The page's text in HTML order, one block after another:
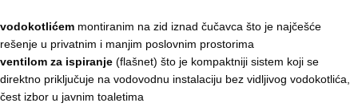
vodokotlićem montiranim na zid iznad čučavca što je najčešće
rešenje u privatnim i manjim poslovnim prostorima
ventilom za ispiranje (flašnet) što je kompaktniji sistem koji se
direktno priključuje na vodovodnu instalaciju bez vidljivog vodokotlića,
čest izbor u javnim toaletima